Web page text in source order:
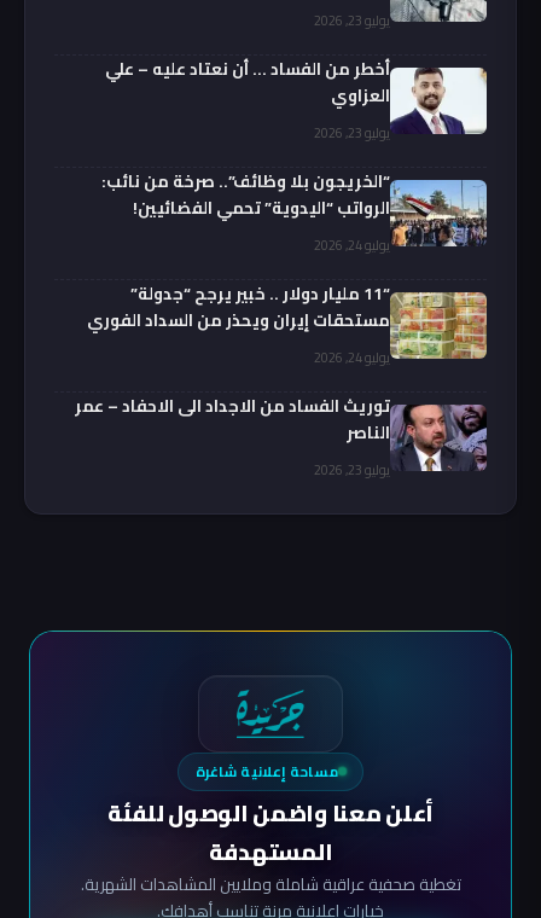
يوليو 23, 2026
أخطر من الفساد … أن نعتاد عليه – علي
العزاوي
يوليو 23, 2026
“الخريجون بلا وظائف”.. صرخة من نائب:
الرواتب “اليدوية” تحمي الفضائيين!
يوليو 24, 2026
“11 مليار دولار .. خبير يرجح “جدولة”
مستحقات إيران ويحذر من السداد الفوري
يوليو 24, 2026
توريث الفساد من الاجداد الى الاحفاد – عمر
الناصر
يوليو 23, 2026
مساحة إعلانية شاغرة
أعلن معنا واضمن الوصول للفئة
المستهدفة
تغطية صحفية عراقية شاملة وملايين المشاهدات الشهرية.
خيارات إعلانية مرنة تناسب أهدافك.